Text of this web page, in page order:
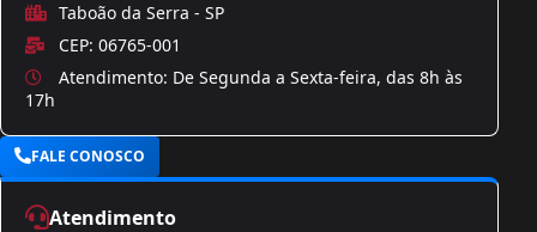
Taboão da Serra - SP
CEP: 06765-001
Atendimento: De Segunda a Sexta-feira, das 8h às
17h
FALE CONOSCO
Atendimento